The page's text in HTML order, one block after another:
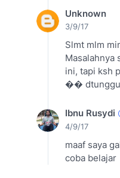
Unknown
3/9/17
Slmt mlm
Masalahnya
ini, tapi ksh
�� dtunggu
Ibnu Rusydi
4/9/17
maaf saya
coba belajar